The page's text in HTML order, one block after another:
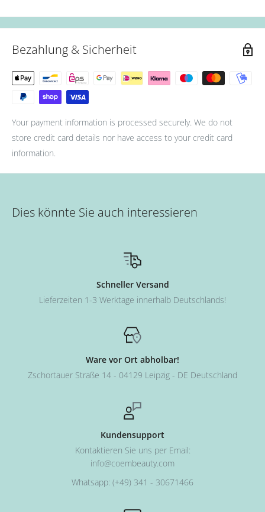
Bezahlung & Sicherheit
Your payment information is processed securely. We do not
store credit card details nor have access to your credit card
information.
Dies könnte Sie auch interessieren
Schneller Versand
Lieferzeiten 1-3 Werktage innerhalb Deutschlands!
Ware vor Ort abholbar!
Zschortauer Straße 14 - 04129 Leipzig - DE Deutschland
Kundensupport
Kontaktieren Sie uns per Email:
info@coembeauty.com
Whatsapp: (+49) 341 - 30671466